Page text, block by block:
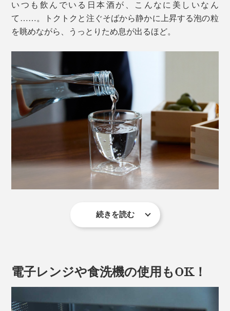
いつも飲んでいる日本酒が、こんなに美しいなん
て……。トクトクと注ぐそばから静かに上昇する泡の粒
を眺めながら、うっとりため息が出るほど。
『RayES』のダブルウォールグラスは、スクエア型にラ
二層のガラスの間に空洞があることで、液体が浮いてい
るかのように美しく引き立つグラスです。
続きを読む
電子レンジや食洗機の使用もOK！